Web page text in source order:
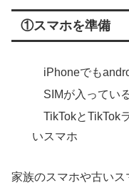
①スマホを準備
iPhoneでも
SIMが入ってい
TikTokとTikTok
いスマホ
家族のスマホや古いス